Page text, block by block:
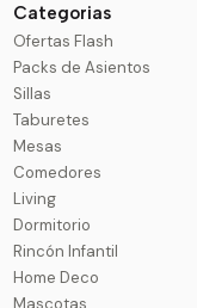
Categorias
Ofertas Flash
Packs de Asientos
Sillas
Taburetes
Mesas
Comedores
Living
Dormitorio
Rincón Infantil
Home Deco